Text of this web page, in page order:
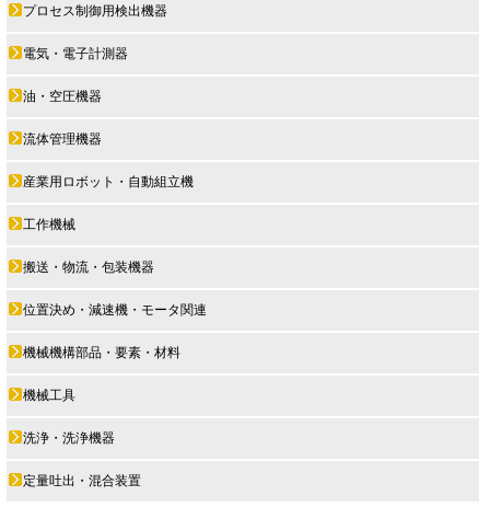
プロセス制御用検出機器
電気・電子計測器
油・空圧機器
流体管理機器
産業用ロボット・自動組立機
工作機械
搬送・物流・包装機器
位置決め・減速機・モータ関連
機械機構部品・要素・材料
機械工具
洗浄・洗浄機器
定量吐出・混合装置